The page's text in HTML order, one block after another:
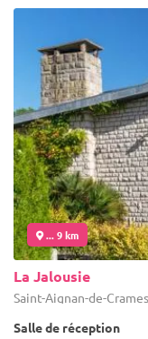
... 9 km
La Jalousie
Saint-Aignan-de-
Salle de réception